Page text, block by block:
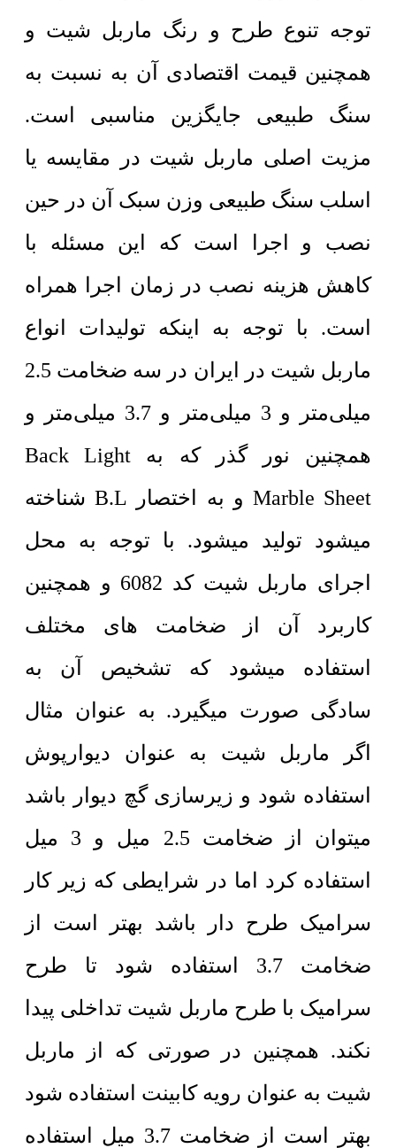
توجه تنوع طرح و رنگ ماربل شیت و
همچنین قیمت اقتصادی آن به نسبت به
سنگ طبیعی جایگزین مناسبی است.
مزیت اصلی ماربل شیت در مقایسه یا
اسلب سنگ طبیعی وزن سبک آن در حین
نصب و اجرا است که این مسئله با
کاهش هزینه نصب در زمان اجرا همراه
است. با توجه به اینکه تولیدات انواع
ماربل شیت در ایران در سه ضخامت 2.5
میلی‌متر و 3 میلی‌متر و 3.7 میلی‌متر و
همچنین نور گذر که به Back Light
Marble Sheet و به اختصار B.L شناخته
میشود تولید میشود. با توجه به محل
اجرای ماربل شیت کد 6082 و همچنین
کاربرد آن از ضخامت های مختلف
استفاده میشود که تشخیص آن به
سادگی صورت میگیرد. به عنوان مثال
اگر ماربل شیت به عنوان دیوارپوش
استفاده شود و زیرسازی گچ دیوار باشد
میتوان از ضخامت 2.5 میل و 3 میل
استفاده کرد اما در شرایطی که زیر کار
سرامیک طرح دار باشد بهتر است از
ضخامت 3.7 استفاده شود تا طرح
سرامیک با طرح ماربل شیت تداخلی پیدا
نکند. همچنین در صورتی که از ماربل
شیت به عنوان رویه کابینت استفاده شود
بهتر است از ضخامت 3.7 میل استفاده